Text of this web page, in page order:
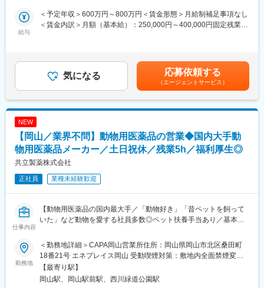
務などご希望に合わせた働き方を叶えることができます。
※育休産休取得・時短勤務実績あり
当薬局は、大正6年に創業し百余年、この玉野の地で薬局として地
域の皆様とともに、保健衛生、医薬品販売、保険調剤、化粧品販
売とさまざまな分野で歩いてまいりました。
そして、今後も時代のニーズに応じた情報、サービスなど地域の
【業務内容】
■新薬投入時のプロモーション
とクライアントとの信頼関係を築いていきます。
【CSO所属のMRとは】
医薬品・医療機器メーカーなどから依頼を受け、クライアントの
営業活動を受託する企業のことです。
チャンスもございます◎
【魅力ポイント】
■勤務地固定・転勤なしが可能で、腰を据えて長期的に働くことが
可能です。
土日祝休み・完全週休2日で、お休みもしっかり取得いただけま
す。また女性も多く活躍しており、産休育休取得や復帰実績も非
■キャリアパス：
MRとしての経験を積んだ後のキャリアパスとしましては、「別の
プロジェクトに参加して、幅広く経験値を高める」「プロジェク
給与
＜予定年収＞600万円～800万円＜賃金形態＞月給制補足事項なし
＜賃金内訳＞月額（基本給）：250,000円～400,000円固定残業手
給与補足＞※給与詳細は経験・能力・資格等を踏まえて同社規定に
より決定■昇給：年1回■年収例：・718万円／28歳／年俸500万円
＋営業日当＋インセンティブ（未経験入社4年目）賃金はあくまで
も目安の金額であり、選考を通じて上下する可能性があります。
月給(月額)は固定手当を含めた表記です。
気になる 応募依頼する
（エージェントサービス）
NEW
【岡山／業界不問】動物用医薬品の営業◆国内大手動
物用医薬品メーカー／土日祝休／残業5h／福利厚生◎
共立製薬株式会社
正社員 業種未経験歓迎
仕事内容
【動物用医薬品の国内最大手／「動物好き」「昔ペットを飼って
いた」など動物を愛する社員多数◎ペット扶養手当あり／基本直
■仕事内容
犬や猫などのペット向け医薬品の提案活動です。（CA営業：
Companion Animall（コンパニオンアニマル 伴侶動物）の略称）
＜営業スタイル＞
担当エリア内の動物病院を訪問し、獣医師や動物看護師に対して
勤務地
＜勤務地詳細＞CAPA岡山営業所住所：岡山県岡山市北区桑田町
18番21号 エネプレイス岡山 受動喫煙対策：敷地内全面禁煙変更
の範囲：会社の定める事業所
【最寄り駅】
岡山駅、岡山駅前駅、西川緑道公園駅